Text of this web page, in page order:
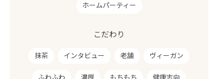
ホームパーティー
こだわり
抹茶 インタビュー 老舗 ヴィーガン